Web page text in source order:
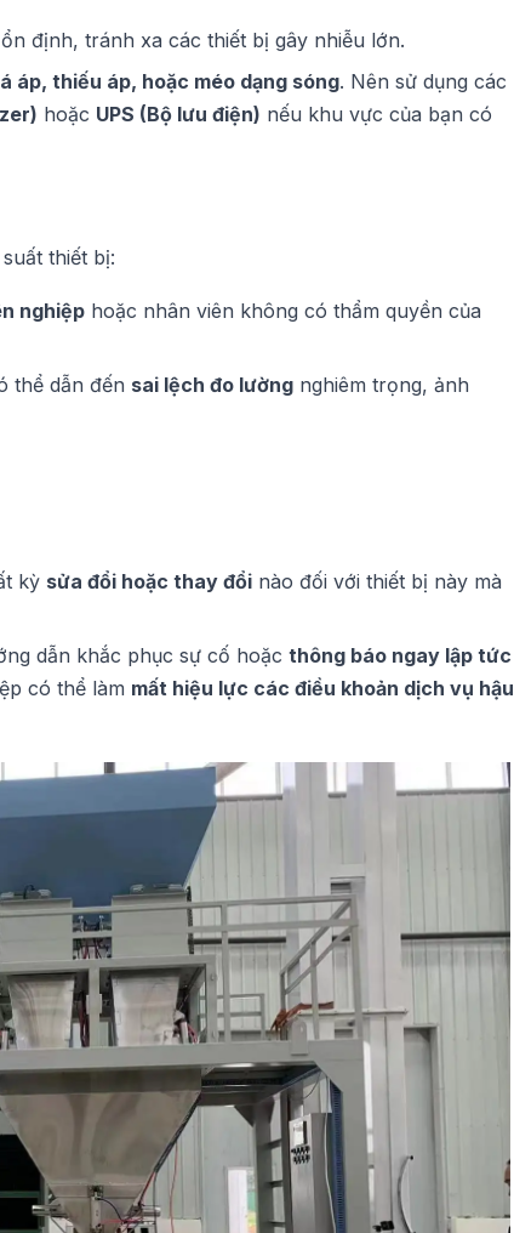
định, tránh xa các thiết bị gây nhiễu lớn.
áp, thiếu áp, hoặc méo dạng sóng. Nên sử dụng các
hoặc UPS (Bộ lưu điện) nếu khu vực của bạn có
thiết bị:
nghiệp hoặc nhân viên không có thẩm quyền của
thể dẫn đến sai lệch đo lường nghiêm trọng, ảnh
kỳ sửa đổi hoặc thay đổi nào đối với thiết bị này mà
dẫn khắc phục sự cố hoặc thông báo ngay lập tức
có thể làm mất hiệu lực các điều khoản dịch vụ hậu